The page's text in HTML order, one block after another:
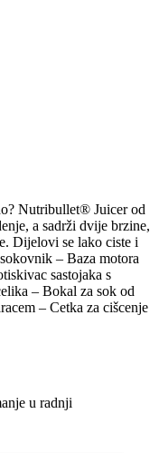
Nutribullet® Juicer od
a sadrži dvije brzine,
Dijelovi se lako ciste i
– Baza motora
sastojaka s
– Bokal za sok od
– Cetka za cišcenje
u radnji